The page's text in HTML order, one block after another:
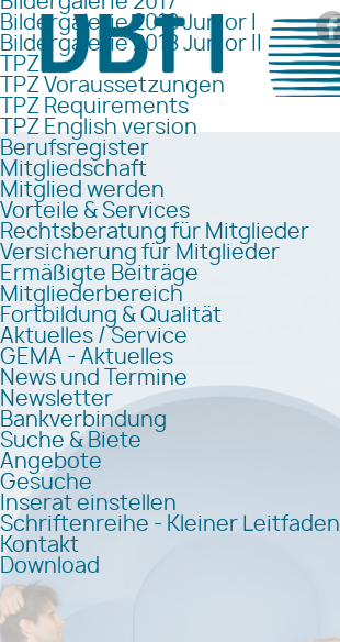
Bildergalerie 2018 Junior I
Bildergalerie 2018 Junior II
TPZ
TPZ Voraussetzungen
TPZ Requirements
TPZ English version
Berufsregister
Mitgliedschaft
Mitglied werden
Vorteile & Services
Rechtsberatung für Mitglieder
Versicherung für Mitglieder
Ermäßigte Beiträge
Mitgliederbereich
Fortbildung & Qualität
Aktuelles / Service
GEMA - Aktuelles
News und Termine
Newsletter
Bankverbindung
Suche & Biete
Angebote
Gesuche
Inserat einstellen
Schriftenreihe - Kleiner Leitfaden
Kontakt
Download